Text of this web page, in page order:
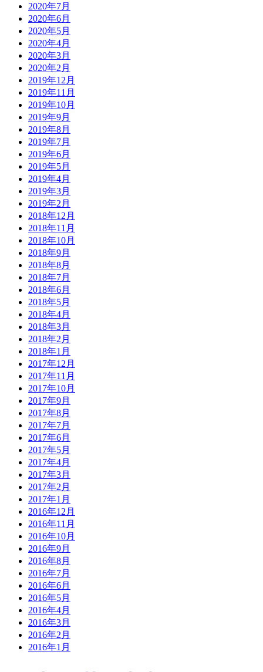
2020年7月
2020年6月
2020年5月
2020年4月
2020年3月
2020年2月
2019年12月
2019年11月
2019年10月
2019年9月
2019年8月
2019年7月
2019年6月
2019年5月
2019年4月
2019年3月
2019年2月
2018年12月
2018年11月
2018年10月
2018年9月
2018年8月
2018年7月
2018年6月
2018年5月
2018年4月
2018年3月
2018年2月
2018年1月
2017年12月
2017年11月
2017年10月
2017年9月
2017年8月
2017年7月
2017年6月
2017年5月
2017年4月
2017年3月
2017年2月
2017年1月
2016年12月
2016年11月
2016年10月
2016年9月
2016年8月
2016年7月
2016年6月
2016年5月
2016年4月
2016年3月
2016年2月
2016年1月